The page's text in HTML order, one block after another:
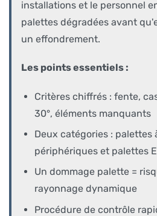
installations et le personnel
palettes dégradées avant
un effondrement.
Les points essentiels :
Critères chiffrés : fente,
30°, éléments manquants
Deux catégories : palettes
périphériques et palettes
Un dommage palette =
rayonnage dynamique
Procédure de contrôle